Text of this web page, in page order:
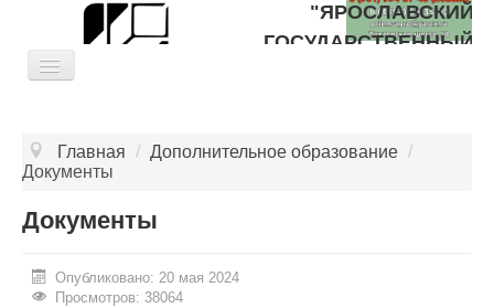
"ЯРОСЛАВСКИЙ
ГОСУДАРСТВЕННЫЙ
Toggle
ЦЕЛЕВОЕ ОБУЧЕНИЕ
ИНОСТРАННЫМ ГРАЖДАНАМ
Главная / Дополнительное образование /
Документы
Документы
Опубликовано: 20 мая 2024
Просмотров: 38064